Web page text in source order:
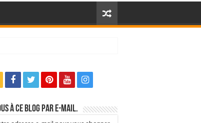
à ce blog par e-mail.